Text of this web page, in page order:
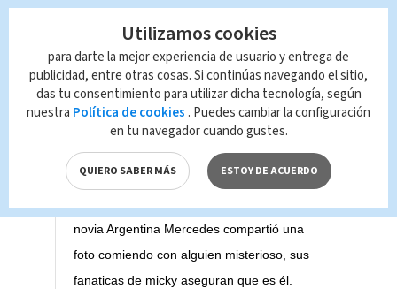
La mujer que ha salido con el sol de Mexico
#luismiguel reconoce que el siempre carga
novia Argentina Mercedes compartió una
foto comiendo con alguien misterioso, sus
fanaticas de micky aseguran que es él.
Utilizamos cookies
para darte la mejor experiencia de usuario y entrega de
publicidad, entre otras cosas. Si continúas navegando el sitio,
das tu consentimiento para utilizar dicha tecnología, según
nuestra Política de cookies . Puedes cambiar la configuración
en tu navegador cuando gustes.
QUIERO SABER MÁS ESTOY DE ACUERDO